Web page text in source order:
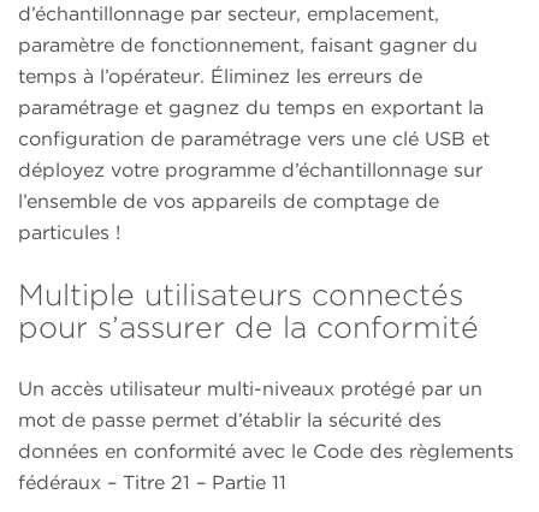
d’échantillonnage par secteur, emplacement,
paramètre de fonctionnement, faisant gagner du
temps à l’opérateur. Éliminez les erreurs de
paramétrage et gagnez du temps en exportant la
configuration de paramétrage vers une clé USB et
déployez votre programme d’échantillonnage sur
l’ensemble de vos appareils de comptage de
particules !
Multiple utilisateurs connectés
pour s’assurer de la conformité
Un accès utilisateur multi-niveaux protégé par un
mot de passe permet d’établir la sécurité des
données en conformité avec le Code des règlements
fédéraux – Titre 21 – Partie 11